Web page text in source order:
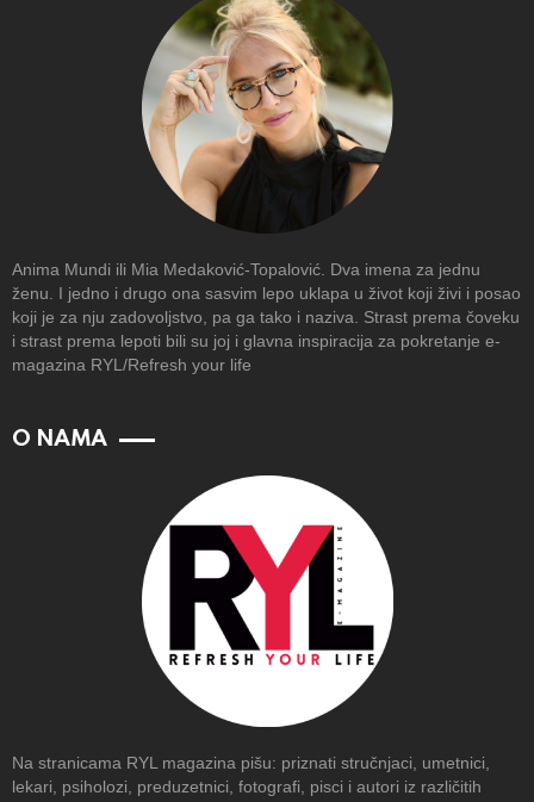
Anima Mundi ili Mia Medaković-Topalović. Dva imena za jednu
ženu. I jedno i drugo ona sasvim lepo uklapa u život koji živi i posao
koji je za nju zadovoljstvo, pa ga tako i naziva. Strast prema čoveku
i strast prema lepoti bili su joj i glavna inspiracija za pokretanje e-
magazina RYL/Refresh your life
O NAMA
Na stranicama RYL magazina pišu: priznati stručnjaci, umetnici,
lekari, psiholozi, preduzetnici, fotografi, pisci i autori iz različitih